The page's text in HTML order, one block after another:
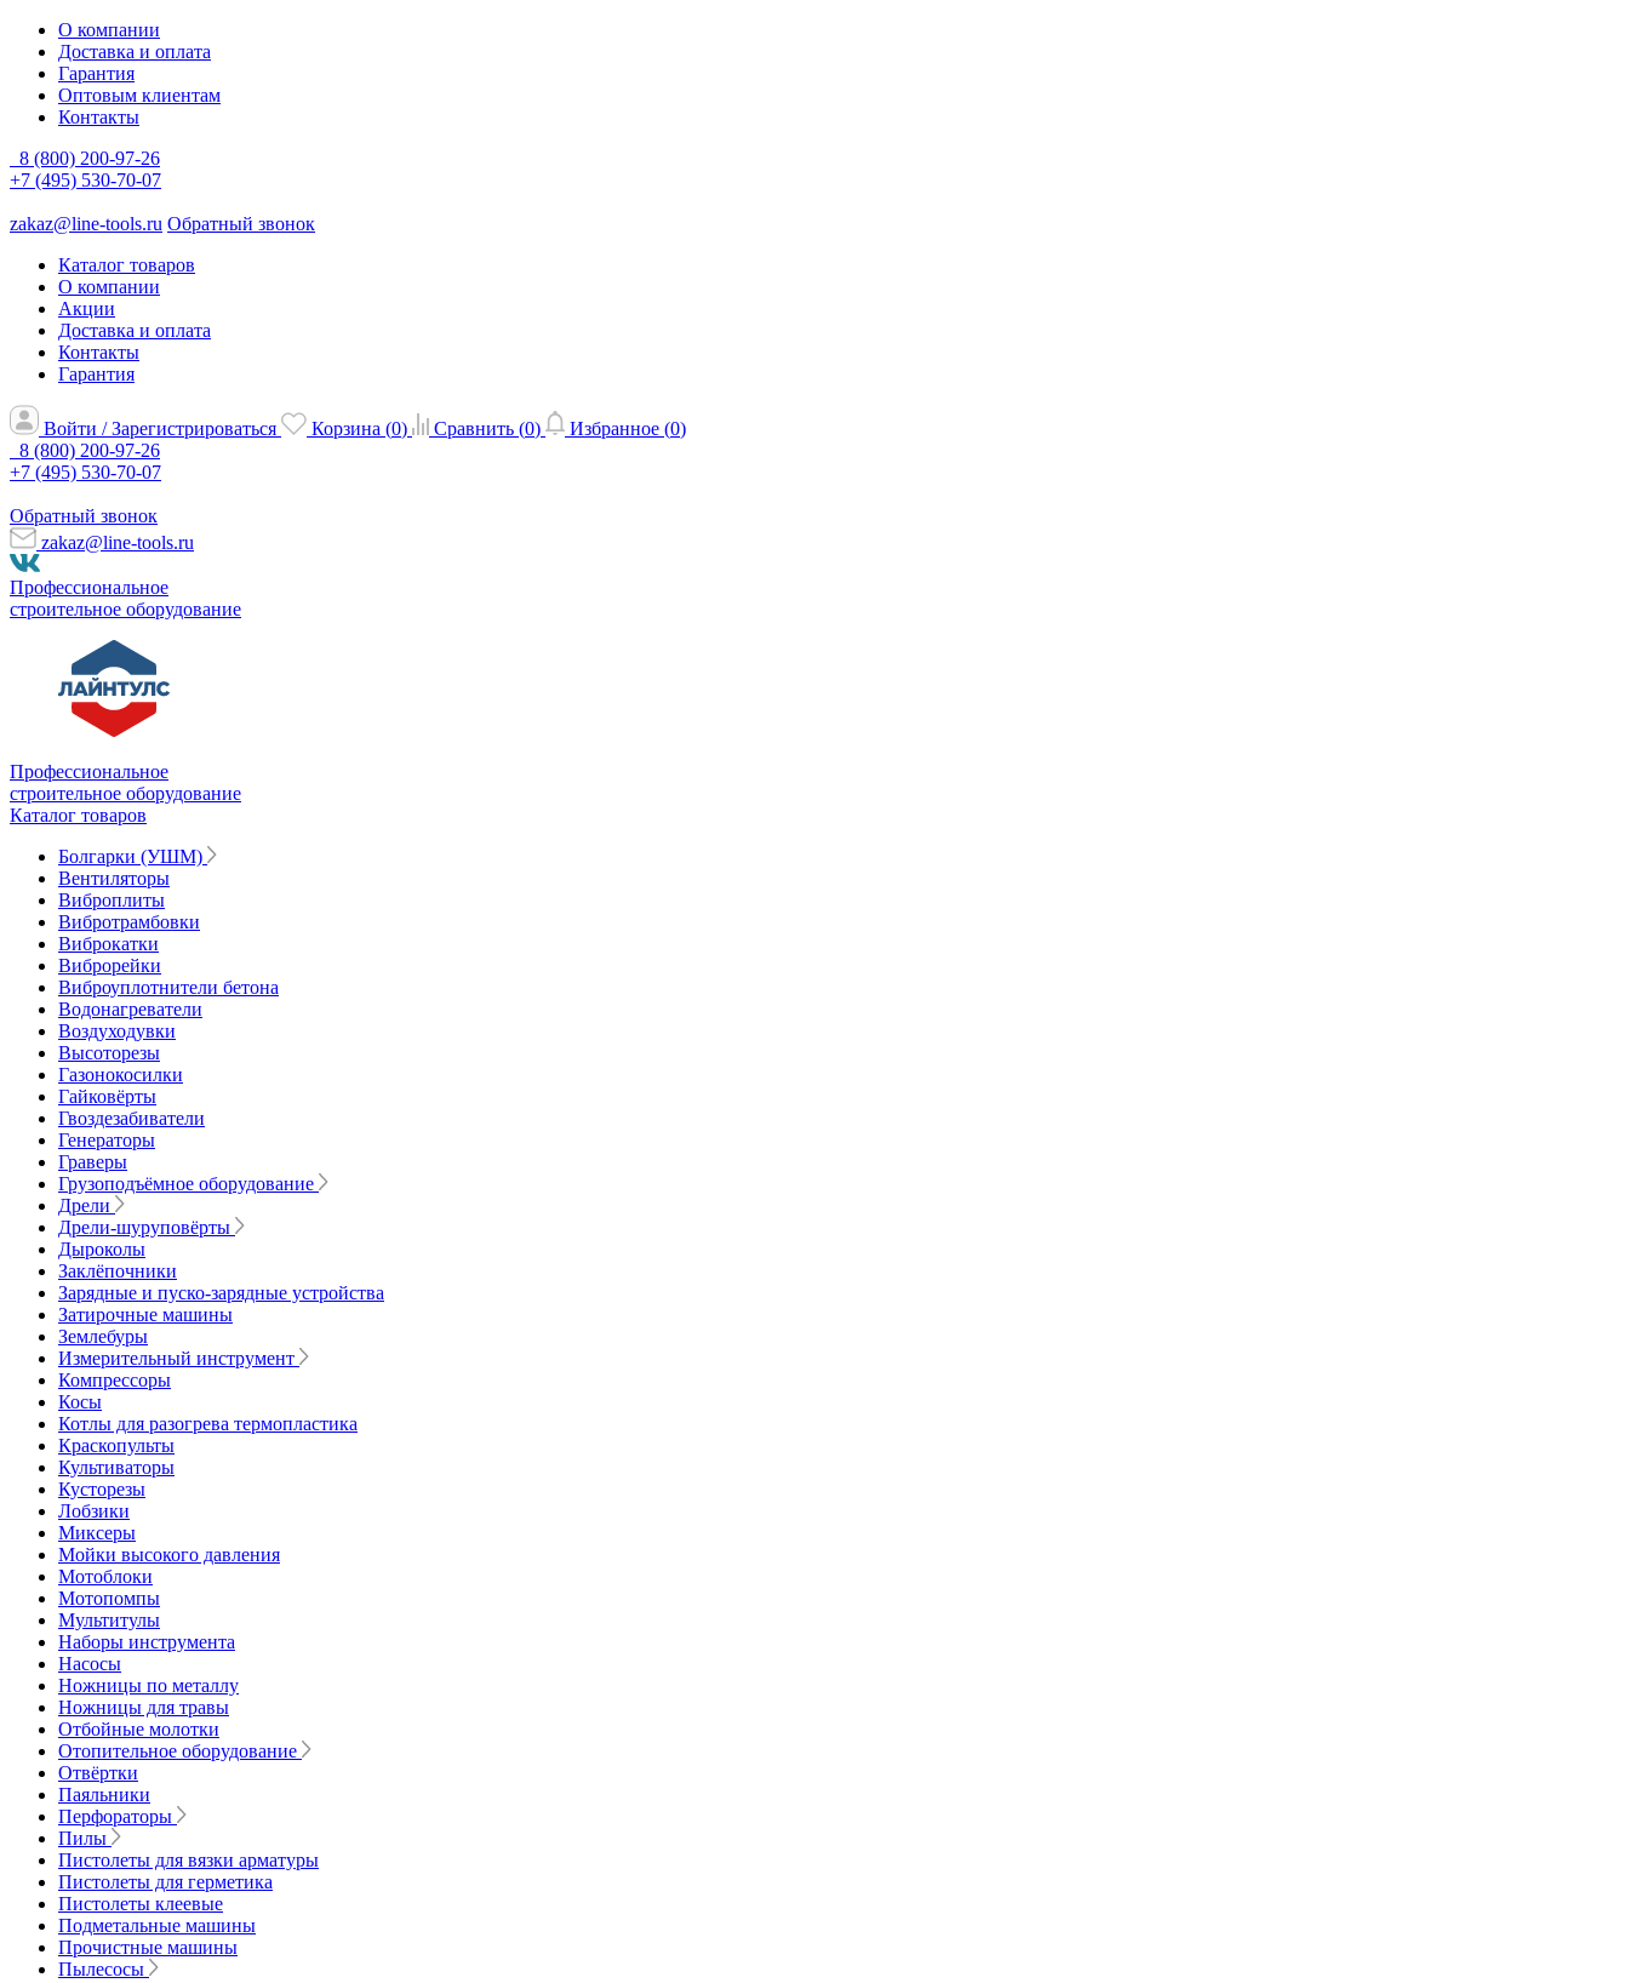
О компании
Доставка и оплата
Гарантия
Оптовым клиентам
Контакты
8 (800) 200-97-26
+7 (495) 530-70-07
zakaz@line-tools.ru Обратный звонок
Каталог товаров
О компании
Акции
Доставка и оплата
Контакты
Гарантия
Войти / Зарегистрироваться Корзина (0) Сравнить (0) Избранное (0)
8 (800) 200-97-26
+7 (495) 530-70-07
Обратный звонок
zakaz@line-tools.ru
Профессиональное
строительное оборудование
Профессиональное
строительное оборудование
Каталог товаров
Болгарки (УШМ)
Вентиляторы
Виброплиты
Вибротрамбовки
Виброкатки
Виброрейки
Виброуплотнители бетона
Водонагреватели
Воздуходувки
Высоторезы
Газонокосилки
Гайковёрты
Гвоздезабиватели
Генераторы
Граверы
Грузоподъёмное оборудование
Дрели
Дрели-шуруповёрты
Дыроколы
Заклёпочники
Зарядные и пуско-зарядные устройства
Затирочные машины
Землебуры
Измерительный инструмент
Компрессоры
Косы
Котлы для разогрева термопластика
Краскопульты
Культиваторы
Кусторезы
Лобзики
Миксеры
Мойки высокого давления
Мотоблоки
Мотопомпы
Мультитулы
Наборы инструмента
Насосы
Ножницы по металлу
Ножницы для травы
Отбойные молотки
Отопительное оборудование
Отвёртки
Паяльники
Перфораторы
Пилы
Пистолеты для вязки арматуры
Пистолеты для герметика
Пистолеты клеевые
Подметальные машины
Прочистные машины
Пылесосы